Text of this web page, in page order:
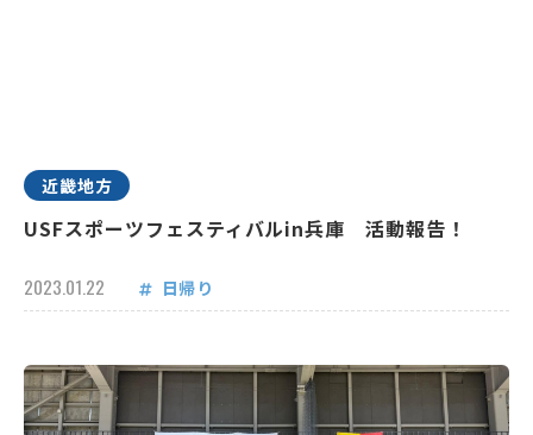
近畿地方
USFスポーツフェスティバルin兵庫 活動報告！
2023.01.22 日帰り